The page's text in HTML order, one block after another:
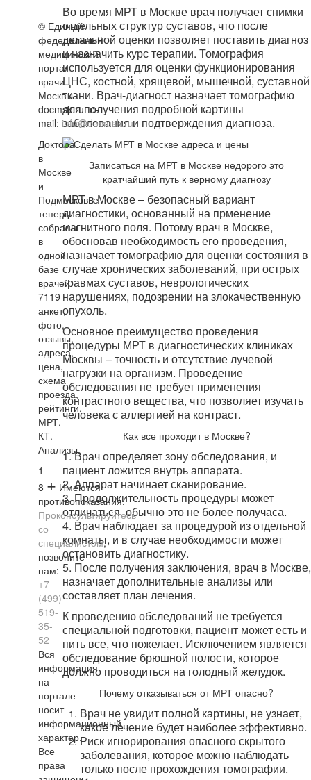
Во время МРТ в Москве врач получает снимки
отдельных структур суставов, что после
детальной оценки позволяет поставить диагноз
и назначить курс терапии. Томография
используется для оценки функционирования
ЦНС, костной, хрящевой, мышечной, суставной
ткани. Врач-диагност назначает томографию
для получения подробной картины
заболевания и подтверждения диагноза.
Записаться на МРТ в Москве недорого это
кратчайший путь к верному диагнозу
МРТ в Москве – безопасный вариант
диагностики, основанный на прменение
магнитного поля. Потому врач в Москве,
обосновав необходимость его проведения,
назначает томографию для оценки состояния в
случае хронических заболеваний, при острых
травмах суставов, неврологических
нарушениях, подозрении на злокачественную
опухоль.
Основное преимущество проведения
процедуры МРТ в диагностических клиниках
Москвы – точность и отсутствие лучевой
нагрузки на организм. Проведение
обследования не требует применения
контрастного вещества, что позволяет изучать
человека с аллергией на контраст.
Как все проходит в Москве?
1. Врач определяет зону обследования, и
пациент ложится внутрь аппарата.
2. Аппарат начинает сканирование.
3. Продолжительность процедуры может
отличаться, обычно это не более получаса.
4. Врач наблюдает за процедурой из отдельной
комнаты, и в случае необходимости может
остановить диагностику.
5. После получения заключения, врач в Москве,
назначает дополнительные анализы или
составляет план лечения.
К проведению обследований не требуется
специальной подготовки, пациент может есть и
пить все, что пожелает. Исключением является
обследование брюшной полости, которое
должно проводиться на голодный желудок.
Почему отказываться от МРТ опасно?
Врач не увидит полной картины, не узнает,
какое лечение будет наиболее эффективно.
Риск игнорирования опасного скрытого
заболевания, которое можно наблюдать
только после прохождения томографии.
© Единый
федеральный
медицинский
портал
врачи
Москвы
docmsk.rue-
mail: info@docmsk.ru
Доктора
в
Москве
и
Подмосковье
теперь
собраны
в
одной
базе
врачей:
7119
анкет,
фото,
отзывы,
адреса,
цена,
схема
проезда,
рейтинги.
МРТ.
КТ.
Анализы.
1
8 + Имеются
противопоказания.
Проконсультируйтесь
со
специалистом,
позвоните
нам:
+7
(499)
519-
35-
52
Вся
информация
на
портале
носит
информационный
характер.
Все
права